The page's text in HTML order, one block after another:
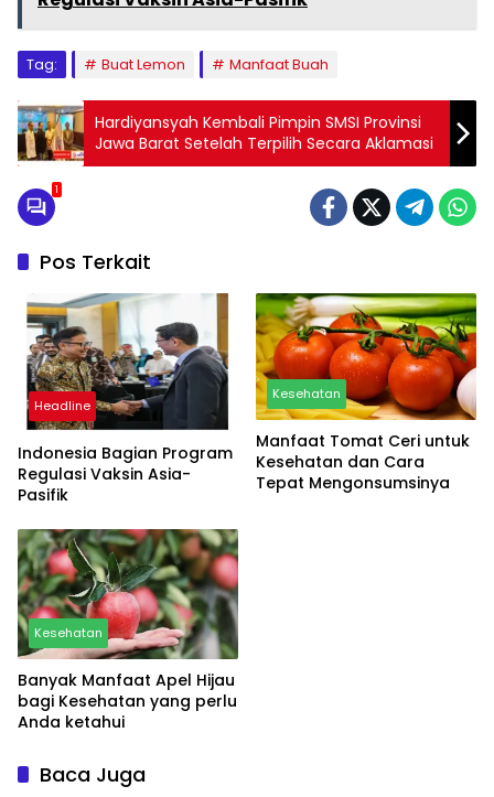
Tag: Buat Lemon Manfaat Buah
Hardiyansyah Kembali Pimpin SMSI Provinsi
Jawa Barat Setelah Terpilih Secara Aklamasi
1
Pos Terkait
Headline
Indonesia Bagian Program
Regulasi Vaksin Asia-
Pasifik
Kesehatan
Manfaat Tomat Ceri untuk
Kesehatan dan Cara
Tepat Mengonsumsinya
Kesehatan
Banyak Manfaat Apel Hijau
bagi Kesehatan yang perlu
Anda ketahui
Baca Juga